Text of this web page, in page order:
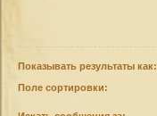
Показывать результаты как:
Поле сортировки: